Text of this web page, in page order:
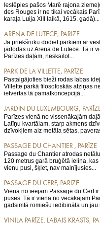
Ieslēpies pašos Marē rajona
des Rouges ir ne tikai vecākais
karaļa Luija XIII laikā, 1615. gadā)...
ARENA DE LUTECE, PARĪZE
Ja priekšroku dodiet parkiem ar
jādodas uz Arena de Lutece. Tā ir
Parīzes daļām, neskaitot...
PARK DE LA VILLETTE, PARĪZE
Pastaigājoties bieži rodas labas
Villette parkā filosofoskās atziņas
ietvertas tā pamatkoncepcijā...
JARDIN DU LUXEMBOURG,
Parīzes vienā no vissenākajām
Latīņu kvartālam, starp akmens
dzīvokļiem aiz metāla sētas,
PASSAGE DU CHANTIER , PARĪZE
Passage du Chantier atrodas
120 metrus garā bruģētā ieliņa,
vienu pusi, šķiet, nav mainījusies...
PASSAGE DU CERF, PARĪZE
Viena no ieejām Passage du Cerf
puses. Tā ir viena no vecākajām
gadsimtā romiešu iedibināta un jau
VINILA PARĪZE. LABAIS KRASTS,